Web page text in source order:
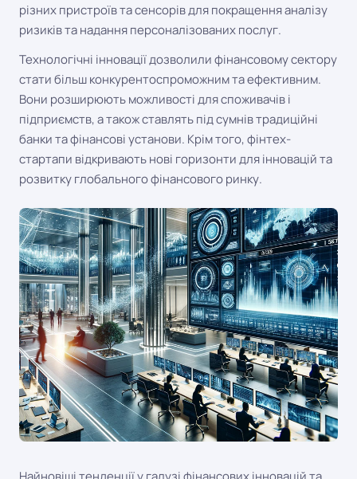
різних пристроїв та сенсорів для покращення аналізу
ризиків та надання персоналізованих послуг.
Технологічні інновації дозволили фінансовому сектору
стати більш конкурентоспроможним та ефективним.
Вони розширюють можливості для споживачів і
підприємств, а також ставлять під сумнів традиційні
банки та фінансові установи. Крім того, фінтех-
стартапи відкривають нові горизонти для інновацій та
розвитку глобального фінансового ринку.